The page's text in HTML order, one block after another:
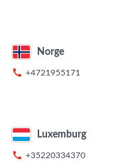
Norge
 +4721955171
Luxemburg
 +35220334370